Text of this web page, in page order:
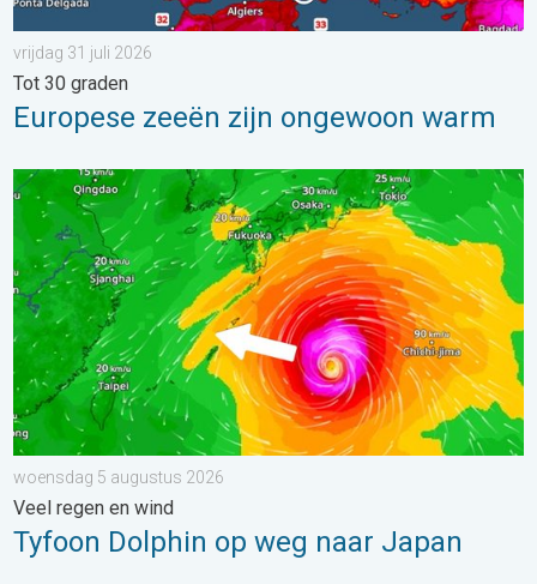
vrijdag 31 juli 2026
Tot 30 graden
Europese zeeën zijn ongewoon warm
Tyfoon Dolphin op weg naar Japan. Veel regen en wind. . .
woensdag 5 augustus 2026
Veel regen en wind
Tyfoon Dolphin op weg naar Japan